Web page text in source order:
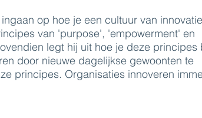
op hoe je een cultuur van
van 'purpose', 'empowerment' en
legt hij uit hoe je deze principes
door nieuwe dagelijkse gewoonten te
principes. Organisaties innoveren